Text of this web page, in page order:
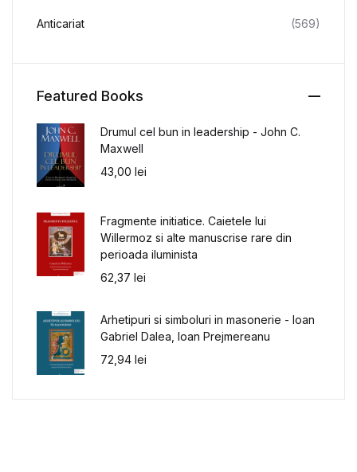
Anticariat (569)
Featured Books
Drumul cel bun in leadership - John C.
Maxwell
43,00 lei
Fragmente initiatice. Caietele lui
Willermoz si alte manuscrise rare din
perioada iluminista
62,37 lei
Arhetipuri si simboluri in masonerie - Ioan
Gabriel Dalea, Ioan Prejmereanu
72,94 lei